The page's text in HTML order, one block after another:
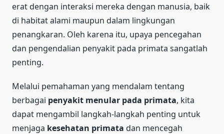
erat dengan interaksi mereka dengan manusia, baik
di habitat alami maupun dalam lingkungan
penangkaran. Oleh karena itu, upaya pencegahan
dan pengendalian penyakit pada primata sangatlah
penting.
Melalui pemahaman yang mendalam tentang
berbagai penyakit menular pada primata, kita
dapat mengambil langkah-langkah penting untuk
menjaga kesehatan primata dan mencegah